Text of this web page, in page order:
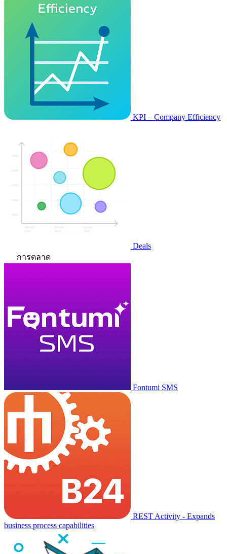
KPI – Company Efficiency
Deals
การตลาด
Fontumi SMS
REST Activity - Expands
business process capabilities